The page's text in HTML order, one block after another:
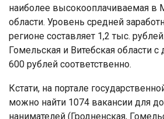
наиболее высокооплачиваемая в
области. Уровень средней
регионе составляет 1,2 тыс.
Гомельская и Витебская области
600 рублей соответственно.
Кстати, на портале
можно найти 1074 вакансии для
нанимателей (Гродненская,